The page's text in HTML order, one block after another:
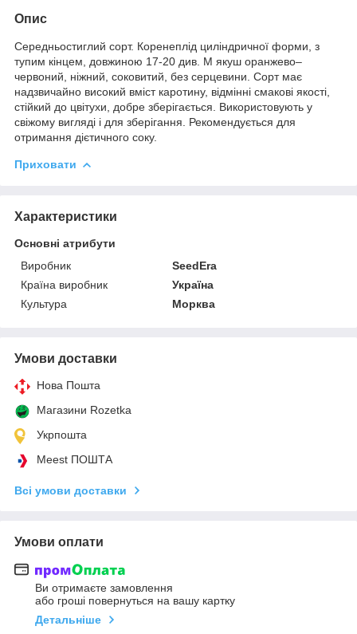
Опис
Середньостиглий сорт. Коренеплід циліндричної форми, з
тупим кінцем, довжиною 17-20 див. М якуш оранжево–
червоний, ніжний, соковитий, без серцевини. Сорт має
надзвичайно високий вміст каротину, відмінні смакові якості,
стійкий до цвітухи, добре зберігається. Використовують у
свіжому вигляді і для зберігання. Рекомендується для
отримання дієтичного соку.
Приховати
Характеристики
Основні атрибути
Виробник
SeedEra
Країна виробник
Україна
Культура
Морква
Умови доставки
Нова Пошта
Магазини Rozetka
Укрпошта
Meest ПОШТА
Всі умови доставки
Умови оплати
Ви отримаєте замовлення
або гроші повернуться на вашу картку
Детальніше